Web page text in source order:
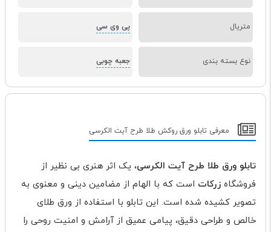
متریال پی وی سی
نوع بسته بندی جعبه چوبی
معرفی تابلو ورق روکش طلا طرح آیت الکرسی
تابلو ورق طلا طرح آیت الکرسی، یک اثر هنری بی نظیر از
فروشگاه زرکات است که با الهام از مضامین دینی و معنوی به
تصویر کشیده شده است. این تابلو با استفاده از ورق طلای
خالص و طراحی دقیق، پیامی عمیق از آرامش و امنیت روحی را